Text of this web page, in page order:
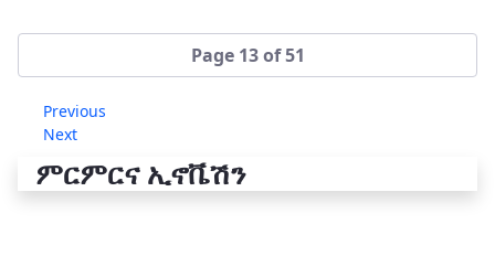
Page 13 of 51
Previous
Next
ምርምርና ኢኖቬሽን